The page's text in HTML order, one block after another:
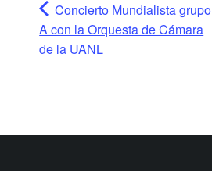
Concierto Mundialista grupo
A con la Orquesta de Cámara
de la UANL